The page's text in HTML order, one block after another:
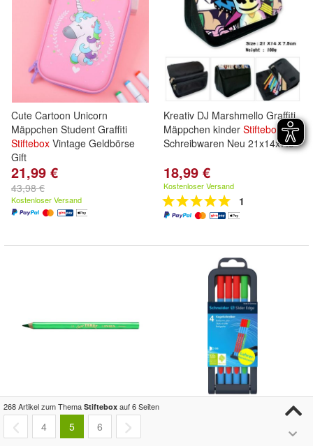
Cute Cartoon Unicorn
Mäppchen Student Graffiti
Stiftebox Vintage Geldbörse
Gift
21,99 €
43,98 €
Kostenloser Versand
Kreativ DJ Marshmello Graffiti
Mäppchen kinder Stiftebox
Schreibwaren Neu 21x14x7.5
18,99 €
Kostenloser Versand
1
LYRA Super Ferby Karton 12
Farbstifte türkis
Stiftebox
Buntstifte für Kinder Schule
268 Artikel zum Thema Stiftebox auf 6 Seiten
4 5 6